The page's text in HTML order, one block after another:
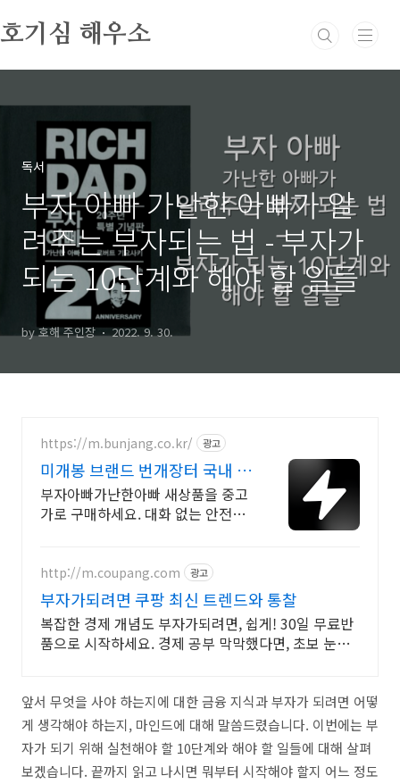
호기심 해우소
독서
부자 아빠 가난한 아빠가 알
려주는 부자되는 법 - 부자가
되는 10단계와 해야 할 일들
by 호해 주인장 2022. 9. 30.
https://m.bunjang.co.kr/ 광고
미개봉 브랜드 번개장터 국내 최
대 브랜드 중고거래
부자아빠가난한아빠 새상품을 중고
가로 구매하세요. 대화 없는 안전결
이상의 신규 상품 업로드
http://m.coupang.com 광고
부자가되려면 쿠팡 최신 트렌드와 통찰
복잡한 경제 개념도 부자가되려면, 쉽게! 30일 무료반
품으로 시작하세요. 경제 공부 막막했다면, 초보 눈높
앞서 무엇을 사야 하는지에 대한 금융 지식과 부자가 되려면 어떻
게 생각해야 하는지, 마인드에 대해 말씀드렸습니다. 이번에는 부
자가 되기 위해 실천해야 할 10단계와 해야 할 일들에 대해 살펴
보겠습니다. 끝까지 읽고 나시면 뭐부터 시작해야 할지 어느 정도